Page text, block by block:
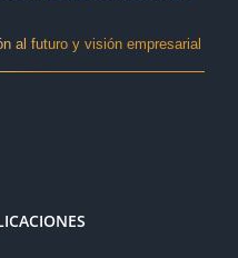
al futuro y visión empresarial